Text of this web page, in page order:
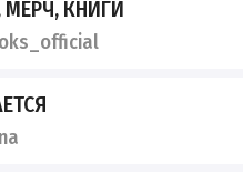
КНИГИ